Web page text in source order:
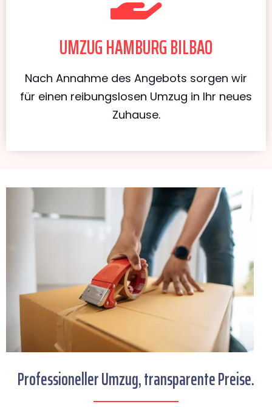
UMZUG HAMBURG BILBAO
Nach Annahme des Angebots sorgen wir
für einen reibungslosen Umzug in Ihr neues
Zuhause.
Professioneller Umzug, transparente Preise.